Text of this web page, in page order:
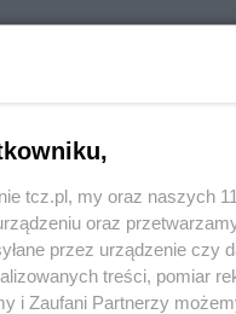
Liegmann
Paderewskiego 19b,
tcz.pl, my oraz naszych
oraz
przez urządzenie czy
treści, pomiar
i Zaufani Partnerzy